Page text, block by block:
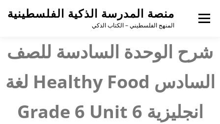
منصة المدرسة الذكية الفلسطينية
المنهج الفلسطيني – الكتاب الذكي
القائمة
شرح الوحدة السادسة للصف
السادس Healthy Food لغة
انجليزية Grade 6 Unit 6